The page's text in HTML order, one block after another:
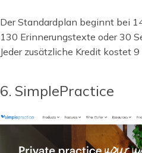
Der Standardplan beginnt bei
130 Erinnerungstexte oder 30
Jeder zusätzliche Kredit kostet 9
6. SimplePractice